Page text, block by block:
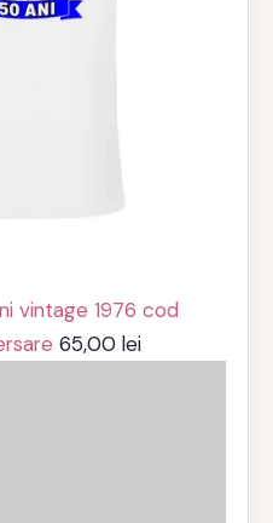
vintage 1976 cod
65,00lei